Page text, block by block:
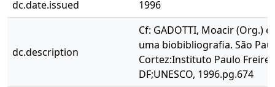
dc.date.issued
1996
dc.description
Cf: GADOTTI, Moacir (Org.)
uma biobibliografia. São
Cortez:Instituto Paulo Freire,
DF;UNESCO, 1996.pg.674